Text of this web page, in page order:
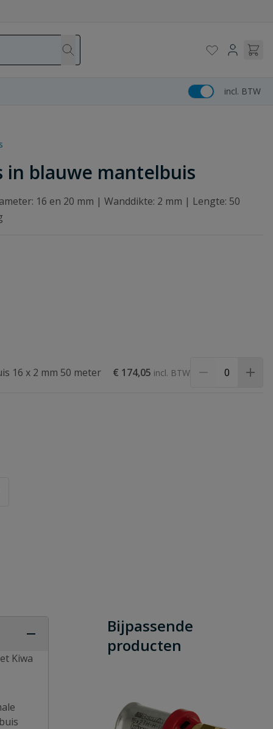
incl. BTW
blauwe mantelbuis
16 en 20 mm | Wanddikte: 2 mm | Lengte: 50
16 x 2 mm 50 meter € 174,05
Kiwa
Bijpassende
producten